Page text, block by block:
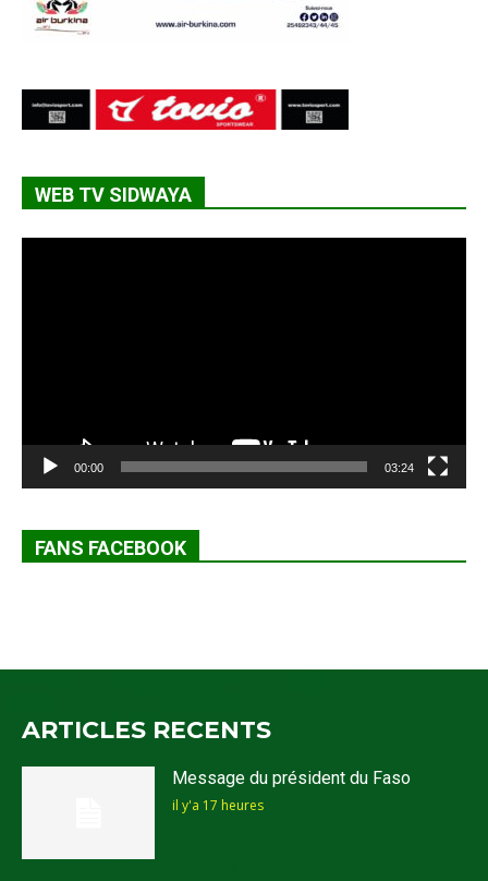
WEB TV SIDWAYA
00:00 03:24
FANS FACEBOOK
ARTICLES RECENTS
Message du président du Faso
il y'a 17 heures